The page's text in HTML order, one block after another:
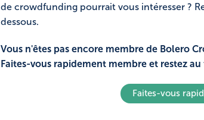
de crowdfunding pourrait vous intéresser ?
dessous.
Vous n'êtes pas encore membre de Bolero
Faites-vous rapidement membre et restez
Faites-vous